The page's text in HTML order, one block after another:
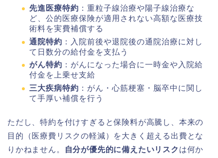
先進医療特約 ：重粒子線治療や陽子線治療な
ど、公的医療保険が適用されない高額な医療技
術料を実費補償する
通院特約 ：入院前後や退院後の通院治療に対し
て日数分の給付金を支払う
がん特約 ：がんになった場合に一時金や入院給
付金を上乗せ支給
三大疾病特約 ：がん・心筋梗塞・脳卒中に関し
て手厚い補償を行う
ただし、特約を付けすぎると保険料が高騰し、本来の
目的（医療費リスクの軽減）を大きく超える出費とな
りかねません。
自分が優先的に備えたいリスク は何か